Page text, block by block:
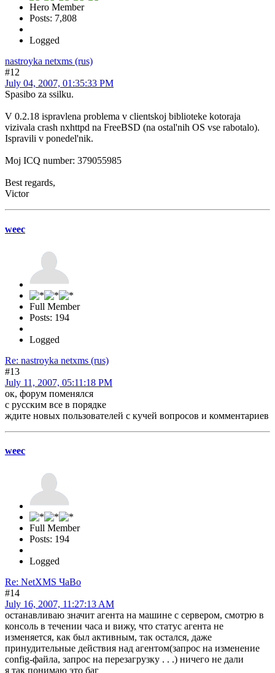
Hero Member
Posts: 7,808
Logged
nastroyka netxms (rus)
#12
July 04, 2007, 01:35:33 PM
Spasibo za ssilku.
V 0.2.18 ispravlena problema v clientskoj biblioteke kotoraja
vizivala crash nxhttpd na FreeBSD (na ostal'nih OS vse rabotalo).
Ispravili v ponedel'nik.
Moj ICQ number: 379055985
Best regards,
Victor
weec
Full Member
Posts: 194
Logged
Re: nastroyka netxms (rus)
#13
July 11, 2007, 05:11:18 PM
ок, форум поменялся
с русским все в порядке
ждите новых пользователей с кучей вопросов и комментариев
weec
Full Member
Posts: 194
Logged
Re: NetXMS ЧаВо
#14
July 16, 2007, 11:27:13 AM
останавливаю значит агента на машине с сервером, смотрю в
консоль в течении часа и вижу, что статус агента не
изменяется, как был активным, так остался, даже
принудительные действия над агентом(запрос на изменение
config-файла, запрос на перезагрузку . . .) ничего не дали
я так понимаю это баг